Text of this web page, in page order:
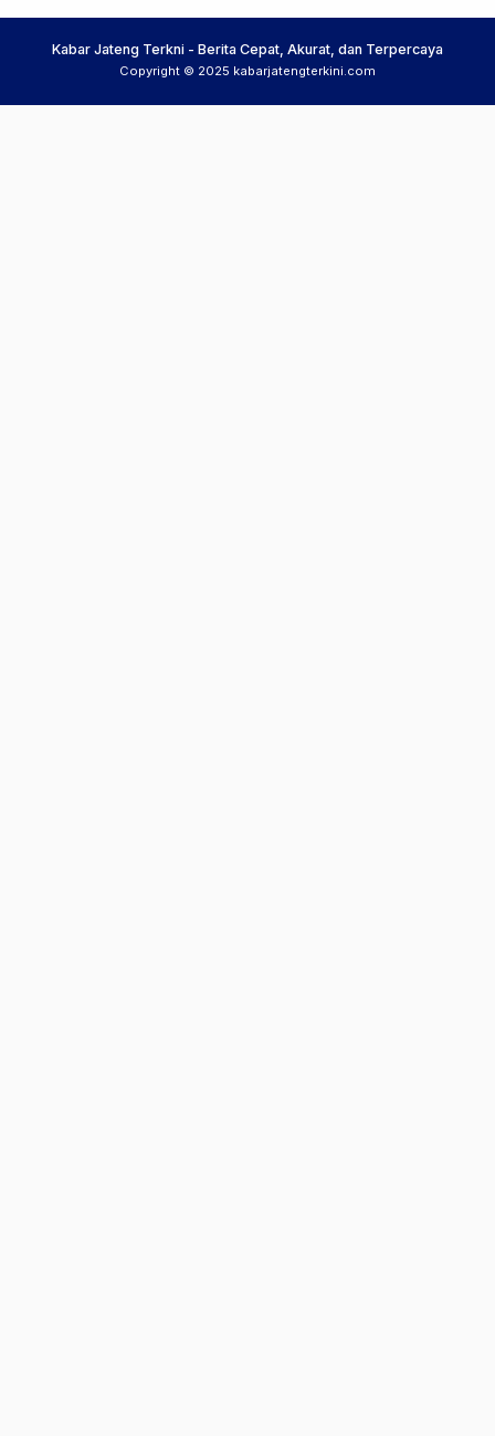
Kabar Jateng Terkni - Berita Cepat, Akurat, dan Terpercaya
Copyright © 2025 kabarjatengterkini.com